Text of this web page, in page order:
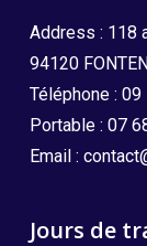
Address : 118
94120
Téléphone : 09
Portable : 07
Email :
Jours de